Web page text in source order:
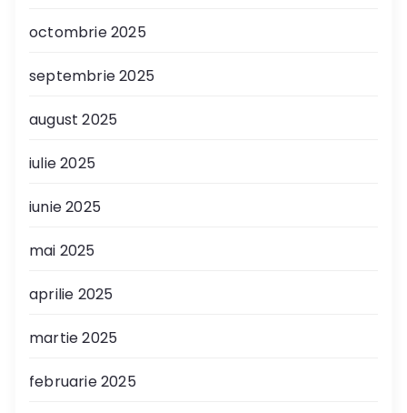
octombrie 2025
septembrie 2025
august 2025
iulie 2025
iunie 2025
mai 2025
aprilie 2025
martie 2025
februarie 2025